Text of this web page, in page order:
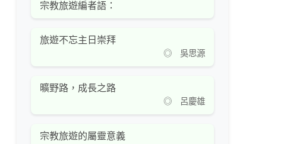
宗教旅遊編者語：
旅遊不忘主日崇拜
◎ 吳思源
曠野路，成長之路
◎ 呂慶雄
宗教旅遊的屬靈意義